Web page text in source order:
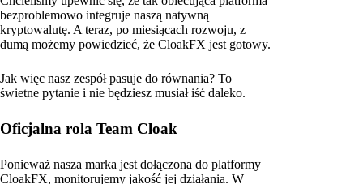
bezproblemowo integruje naszą natywną
kryptowalutę. A teraz, po miesiącach rozwoju, z
dumą możemy powiedzieć, że CloakFX jest gotowy.
Jak więc nasz zespół pasuje do równania? To
świetne pytanie i nie będziesz musiał iść daleko.
Oficjalna rola Team Cloak
Ponieważ nasza marka jest dołączona do platformy
CloakFX, monitorujemy jakość jej działania. W